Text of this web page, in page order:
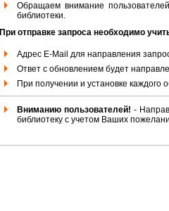
Обращаем внимание
библиотеки.
При отправке запроса необходимо
Адрес E-Mail для направления
Ответ с обновлением будет
При получении и установке
Вниманию пользователей! -
библиотеку с учетом Ваших